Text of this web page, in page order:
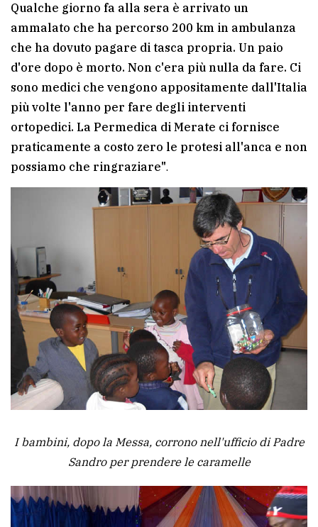
Qualche giorno fa alla sera è arrivato un
ammalato che ha percorso 200 km in ambulanza
che ha dovuto pagare di tasca propria. Un paio
d'ore dopo è morto. Non c'era più nulla da fare. Ci
sono medici che vengono appositamente dall'Italia
più volte l'anno per fare degli interventi
ortopedici. La Permedica di Merate ci fornisce
praticamente a costo zero le protesi all'anca e non
possiamo che ringraziare".
I bambini, dopo la Messa, corrono nell'ufficio di Padre
Sandro per prendere le caramelle